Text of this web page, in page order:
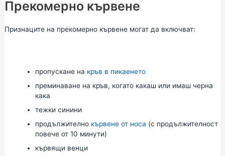
Прекомерно кървене
Признаците на прекомерно кървене могат да включват:
пропускане на кръв в пикаенето
преминаване на кръв, когато какаш или имаш черна
кака
тежки синини
продължително кървене от носа (с продължителност
повече от 10 минути)
кървящи венци